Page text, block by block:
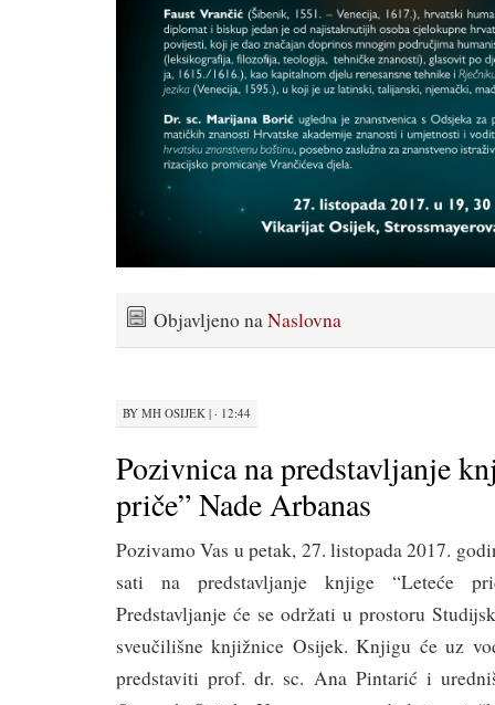
Objavljeno naNaslovna
BY MH OSIJEK | · 12:44
Pozivnica na predstavljanje
priče” Nade Arbanas
Pozivamo Vas u petak, 27. listopada 2017.
sati na predstavljanje knjige “Leteće
Predstavljanje će se održati u prostoru
sveučilišne knjižnice Osijek. Knjigu će uz
predstaviti prof. dr. sc. Ana Pintarić i